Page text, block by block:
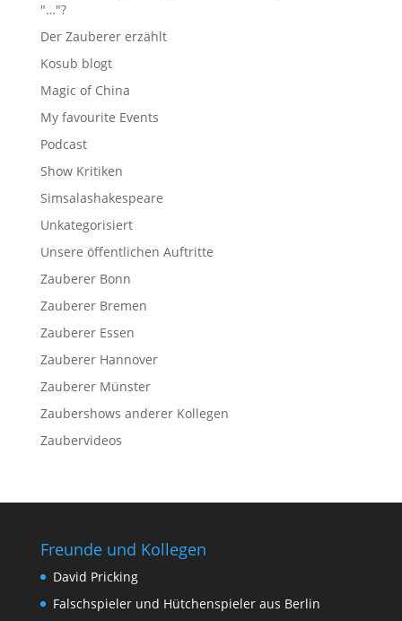
"…"?
Der Zauberer erzählt
Kosub blogt
Magic of China
My favourite Events
Podcast
Show Kritiken
Simsalashakespeare
Unkategorisiert
Unsere öffentlichen Auftritte
Zauberer Bonn
Zauberer Bremen
Zauberer Essen
Zauberer Hannover
Zauberer Münster
Zaubershows anderer Kollegen
Zaubervideos
Freunde und Kollegen
David Pricking
Falschspieler und Hütchenspieler aus Berlin